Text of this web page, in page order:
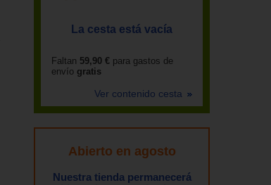
La cesta está vacía
Faltan 59,90 € para gastos de
envío gratis
Ver contenido cesta
Abierto en agosto
Nuestra tienda permanecerá